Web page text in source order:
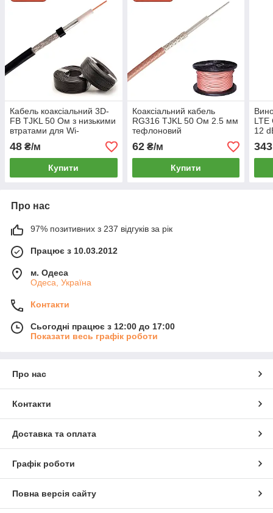
Кабель коаксіальний 3D-
FB TJKL 50 Ом з низькими
втратами для Wi-
Fi/3G/4G/FPV антен
(аналог RG58, RG223,
LMR195)
48 ₴/м
Купити
Коаксіальний кабель
RG316 TJKL 50 Ом 2.5 мм
тефлоновий
високочастотний для
пігтейлів, антен, WiFi, FPV,
4G
62₴/м
Купити
LTE
12
343
Про нас
97% позитивних з 237 відгуків за рік
Працює з 10.03.2012
м. Одеса
Одеса, Україна
Контакти
Сьогодні працює з 12:00 до 17:00
Показати весь графік роботи
Про нас
Контакти
Доставка та оплата
Графік роботи
Повна версія сайту